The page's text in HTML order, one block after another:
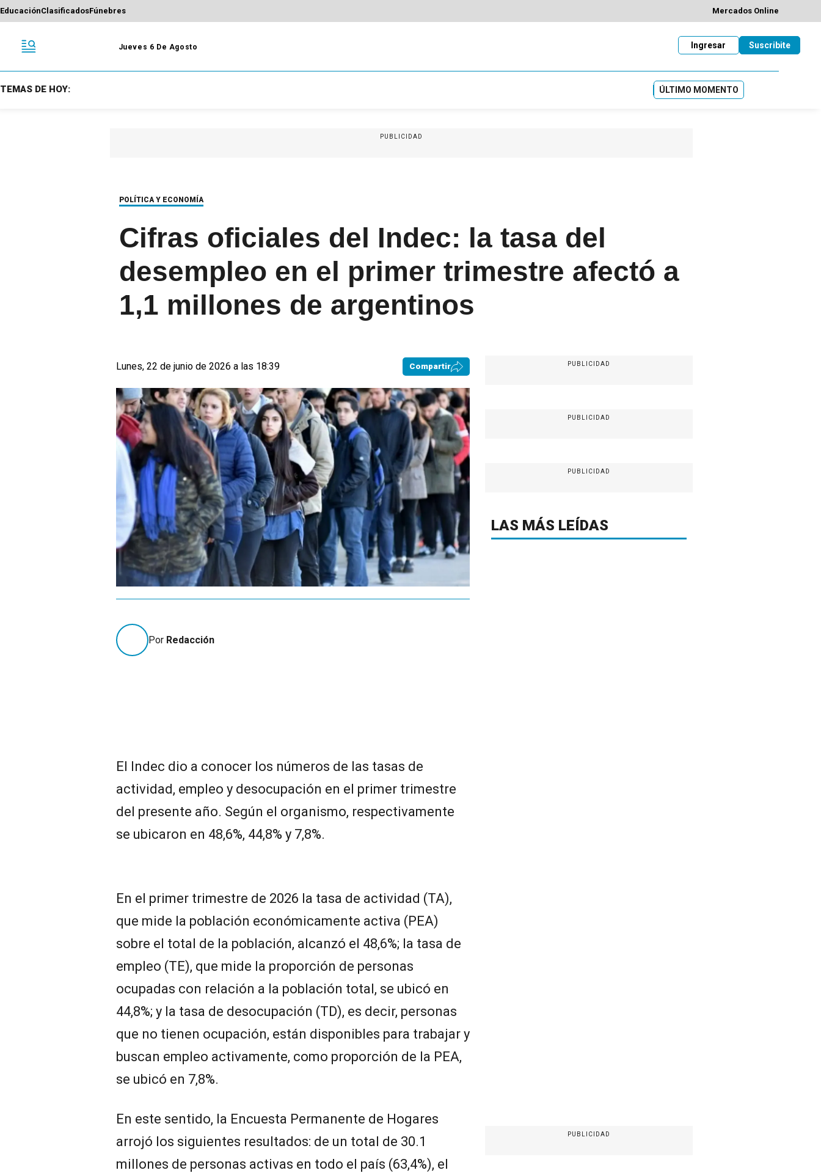
EducaciónClasificadosFúnebres Mercados Online
Jueves 6 De Agosto Suscribite
Ingresar
TEMAS DE HOY: ÚLTIMO MOMENTO
PUBLICIDAD
POLÍTICA Y ECONOMÍA
Cifras oficiales del Indec: la tasa del
desempleo en el primer trimestre afectó a
1,1 millones de argentinos
Lunes, 22 de junio de 2026 a las 18:39 Compartir
Por Redacción
El Indec dio a conocer los números de las tasas de
actividad, empleo y desocupación en el primer trimestre
del presente año. Según el organismo, respectivamente
se ubicaron en 48,6%, 44,8% y 7,8%.
En el primer trimestre de 2026 la tasa de actividad (TA),
que mide la población económicamente activa (PEA)
sobre el total de la población, alcanzó el 48,6%; la tasa de
empleo (TE), que mide la proporción de personas
ocupadas con relación a la población total, se ubicó en
44,8%; y la tasa de desocupación (TD), es decir, personas
que no tienen ocupación, están disponibles para trabajar y
buscan empleo activamente, como proporción de la PEA,
se ubicó en 7,8%.
En este sentido, la Encuesta Permanente de Hogares
arrojó los siguientes resultados: de un total de 30.1
millones de personas activas en todo el país (63,4%), el
PUBLICIDAD
PUBLICIDAD
PUBLICIDAD
LAS MÁS LEÍDAS
PUBLICIDAD